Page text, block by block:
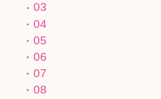
03
04
05
06
07
08